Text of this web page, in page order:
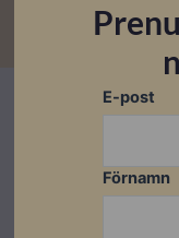
E-post
Förnamn